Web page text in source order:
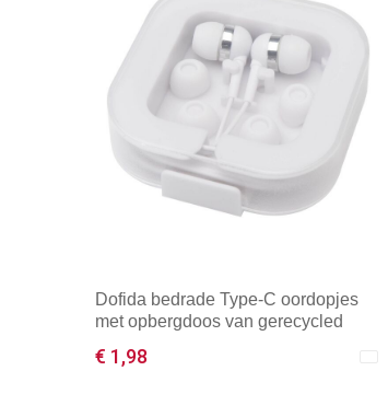
Dofida bedrade Type-C oordopjes
met opbergdoos van gerecycled
€ 1,98